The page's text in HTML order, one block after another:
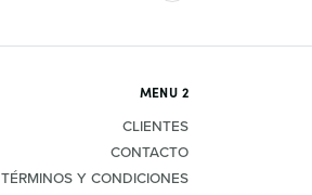
MENU 2
CLIENTES
CONTACTO
TÉRMINOS Y CONDICIONES